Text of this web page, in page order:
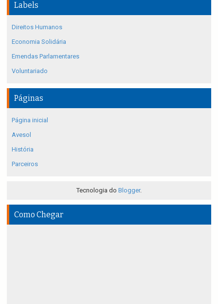
Labels
Direitos Humanos
Economia Solidária
Emendas Parlamentares
Voluntariado
Páginas
Página inicial
Avesol
História
Parceiros
Tecnologia do Blogger.
Como Chegar